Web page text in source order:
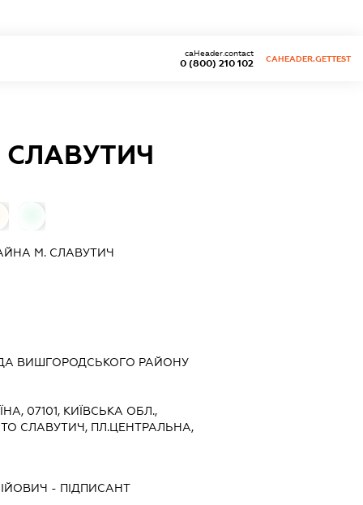
0 (800) 210 102
caHeader.contact
CAHEADER.GETTEST
М. СЛАВУТИЧ
ВИШГОРОДСЬКОГО РАЙОНУ
07101, КИЇВСЬКА ОБЛ.,
СЛАВУТИЧ, ПЛ.ЦЕНТРАЛЬНА,
- ПІДПИСАНТ